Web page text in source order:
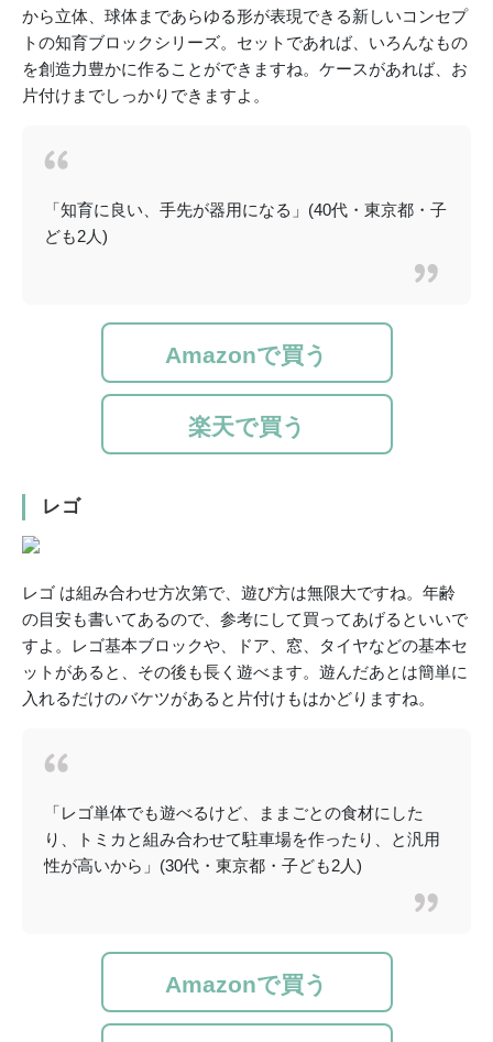
から立体、球体まであらゆる形が表現できる新しいコンセプ
トの知育ブロックシリーズ。セットであれば、いろんなもの
を創造力豊かに作ることができますね。ケースがあれば、お
片付けまでしっかりできますよ。
「知育に良い、手先が器用になる」(40代・東京都・子
ども2人)
Amazonで買う
楽天で買う
レゴ
レゴ は組み合わせ方次第で、遊び方は無限大ですね。年齢
の目安も書いてあるので、参考にして買ってあげるといいで
すよ。レゴ基本ブロックや、ドア、窓、タイヤなどの基本セ
ットがあると、その後も長く遊べます。遊んだあとは簡単に
入れるだけのバケツがあると片付けもはかどりますね。
「レゴ単体でも遊べるけど、ままごとの食材にした
り、トミカと組み合わせて駐車場を作ったり、と汎用
性が高いから」(30代・東京都・子ども2人)
Amazonで買う